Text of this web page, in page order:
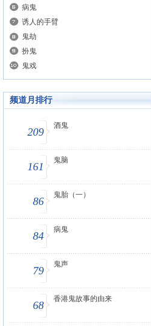
病鬼
诱人的手臂
鬼劫
扮鬼
鬼戏
频道月排行
209
酒鬼
161
鬼脑
86
鬼胎（一）
84
病鬼
79
鬼声
68
香港鬼故事的由来